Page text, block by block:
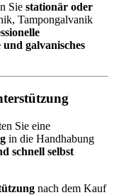
Sie stationär oder
Tampongalvanik
galvanisches
Sie eine
in die Handhabung
schnell selbst
nach dem Kauf